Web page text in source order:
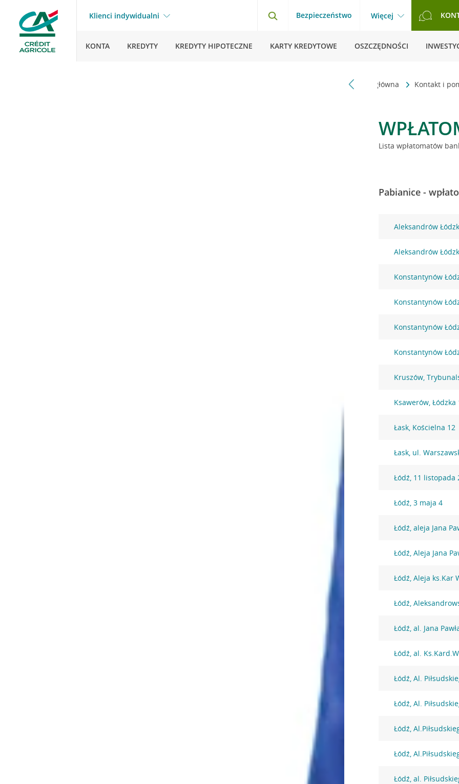
Klienci indywidualni Bezpieczeństwo Więcej
KONTA KREDYTY KREDYTY HIPOTECZNE KARTY KREDYTOWE OSZCZĘDNOŚCI
Strona główna Kontakt i
Lista wpłatomatów
Pabianice -
Aleksandrów
Aleksandrów
Konstantynów
Konstantynów
Konstantynów
Konstantynów
Kruszów,
Ksawerów, Łódzka
Łask, Kościelna 12
Łask, ul.
Łódź, 11 listopada
Łódź, 3 maja 4
Łódź, aleja Jana
Łódź, Aleja Jana
Łódź, Aleja ks.Kar
Łódź,
Łódź, al. Jana
Łódź, al.
Łódź, Al.
Łódź, Al.
Łódź,
Łódź,
Łódź, al.